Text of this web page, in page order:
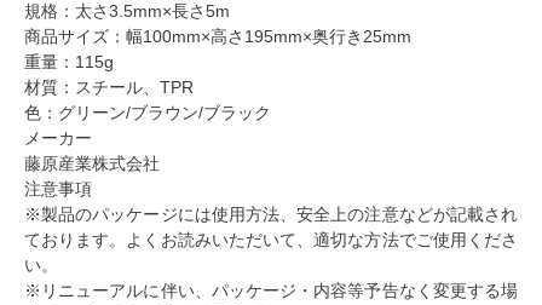
規格：太さ3.5mm×長さ5m
商品サイズ：幅100mm×高さ195mm×奥行き25mm
重量：115g
材質：スチール、TPR
色：グリーン/ブラウン/ブラック
メーカー
藤原産業株式会社
注意事項
※製品のパッケージには使用方法、安全上の注意などが記載され
ております。よくお読みいただいて、適切な方法でご使用くださ
い。
※リニューアルに伴い、パッケージ・内容等予告なく変更する場